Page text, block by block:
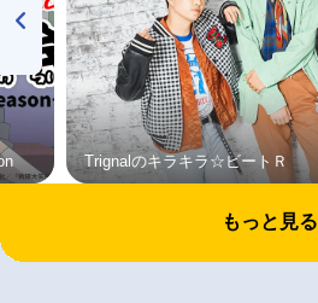
Trignalのキラキラ☆ビートＲ
もっと見る